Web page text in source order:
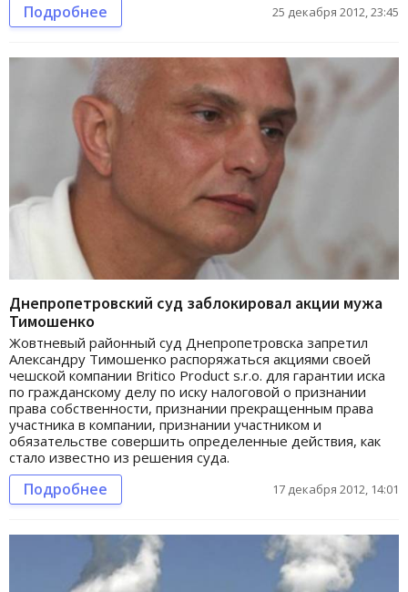
Подробнее 25 декабря 2012, 23:45
Днепропетровский суд заблокировал акции мужа
Тимошенко
Жовтневый районный суд Днепропетровска запретил
Александру Тимошенко распоряжаться акциями своей
чешской компании Britico Product s.r.o. для гарантии иска
по гражданскому делу по иску налоговой о признании
права собственности, признании прекращенным права
участника в компании, признании участником и
обязательстве совершить определенные действия, как
стало известно из решения суда.
Подробнее 17 декабря 2012, 14:01